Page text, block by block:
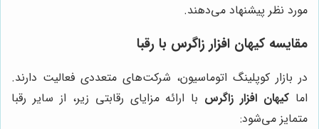
مورد نظر پیشنهاد می‌دهند.
مقایسهکیهان افزار زاگرس با رقبا
در بازار کوپلینگ اتوماسیون، شرکت‌های متعددی فعالیت دارند.
اما کیهان افزار زاگرس با ارائه مزایای رقابتی زیر، از سایر رقبا
متمایز می‌شود: